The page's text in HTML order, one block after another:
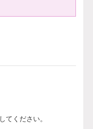
してください。